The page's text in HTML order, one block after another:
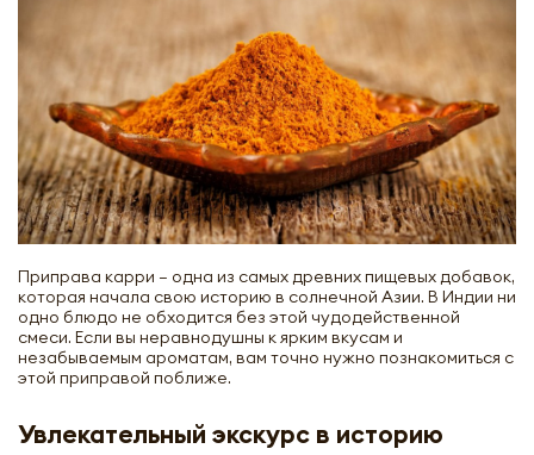
Приправа карри – одна из самых древних пищевых добавок,
которая начала свою историю в солнечной Азии. В Индии ни
одно блюдо не обходится без этой чудодейственной
смеси. Если вы неравнодушны к ярким вкусам и
незабываемым ароматам, вам точно нужно познакомиться с
этой приправой поближе.
Увлекательный экскурс в историю